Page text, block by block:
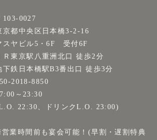
103-0027
京都中央区日本橋3-2-16
スヤビル5・6F 受付6F
Ｒ東京駅八重洲北口 徒歩2分
下鉄日本橋駅B3番出口 徒歩3分
2018-8850
～23:30
22:30、ドリンクL.O. 23:00)
業時間前も宴会可能！(早割・遅割特典